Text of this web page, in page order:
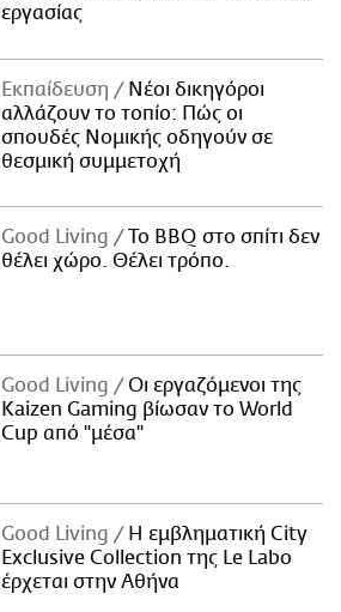
εργασίας
Εκπαίδευση
Νέοι δικηγόροι
αλλάζουν το τοπίο: Πώς οι
σπουδές Νομικής οδηγούν σε
θεσμική συμμετοχή
Good Living
Το BBQ στο σπίτι δεν
θέλει χώρο. Θέλει τρόπο.
Good Living
Οι εργαζόμενοι της
Kaizen Gaming βίωσαν το World
Cup από "μέσα"
Good Living
Η εμβληματική City
Exclusive Collection της Le Labo
έρχεται στην Αθήνα